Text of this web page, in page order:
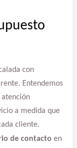
con
Entendemos
a medida que
cliente.
de contacto en